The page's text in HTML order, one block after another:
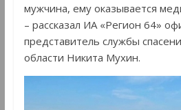
мужчина, ему оказывается
– рассказал ИА «Регион 64»
представитель службы
области Никита Мухин.